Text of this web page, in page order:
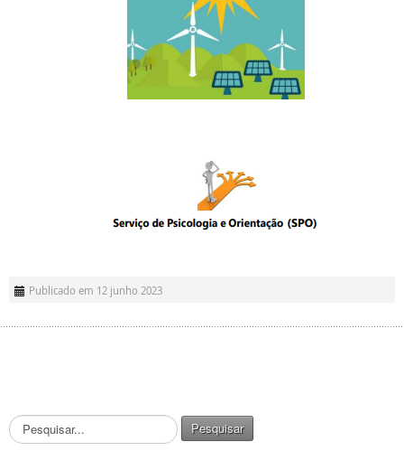
Publicado em 12 junho 2023
P
e
Pesquisar